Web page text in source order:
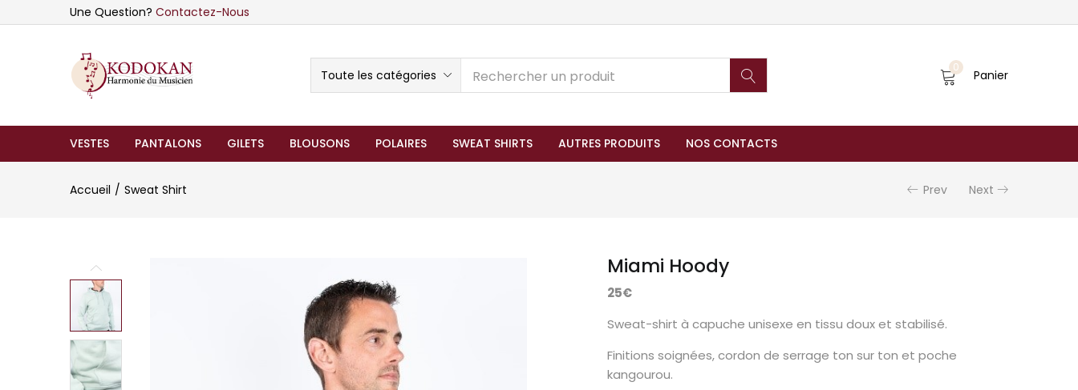
Une Question? Contactez-Nous
Toute les catégories
0
Panier
VESTES PANTALONS GILETS BLOUSONS POLAIRES SWEAT SHIRTS AUTRES PRODUITS NOS CONTACTS
Accueil Sweat Shirt Prev Next
Miami Hoody
25€
Sweat-shirt à capuche unisexe en tissu doux et stabilisé.
Finitions soignées, cordon de serrage ton sur ton et poche
kangourou.